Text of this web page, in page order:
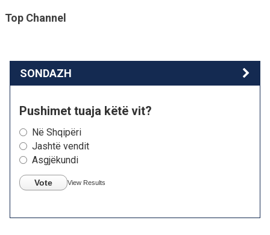
Top Channel
SONDAZH
Pushimet tuaja këtë vit?
Në Shqipëri
Jashtë vendit
Asgjëkundi
Vote View Results